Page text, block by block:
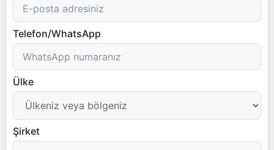
Telefon/WhatsApp
Ülke
Şirket